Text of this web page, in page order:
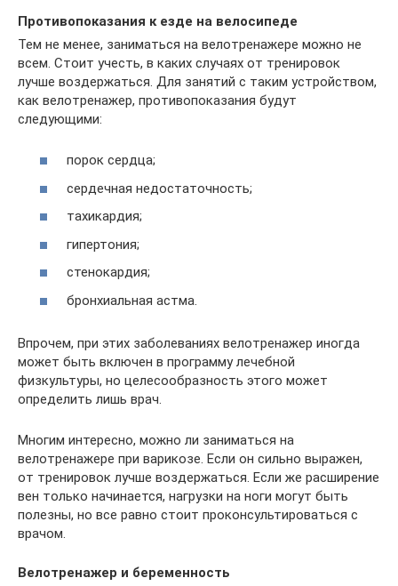
Противопоказания к езде на велосипеде
Тем не менее, заниматься на велотренажере можно не
всем. Стоит учесть, в каких случаях от тренировок
лучше воздержаться. Для занятий с таким устройством,
как велотренажер, противопоказания будут
следующими:
порок сердца;
сердечная недостаточность;
тахикардия;
гипертония;
стенокардия;
бронхиальная астма.
Впрочем, при этих заболеваниях велотренажер иногда
может быть включен в программу лечебной
физкультуры, но целесообразность этого может
определить лишь врач.
Многим интересно, можно ли заниматься на
велотренажере при варикозе. Если он сильно выражен,
от тренировок лучше воздержаться. Если же расширение
вен только начинается, нагрузки на ноги могут быть
полезны, но все равно стоит проконсультироваться с
врачом.
Велотренажер и беременность